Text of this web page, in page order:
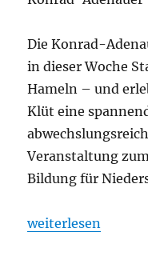
Die Konrad-
in dieser Woche
Hameln – und
Klüt eine
Veranstaltung
Bildung für
„Diskussion über
weiterlesen